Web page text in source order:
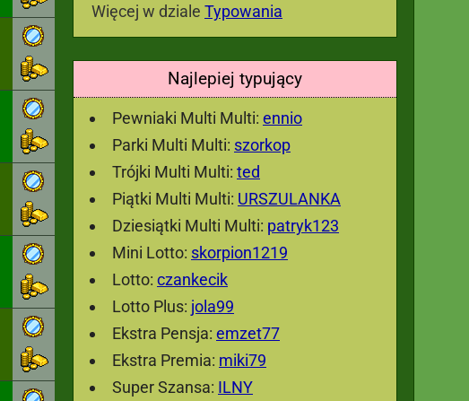
Więcej w dziale Typowania
Najlepiej typujący
Pewniaki Multi Multi: ennio
Parki Multi Multi: szorkop
Trójki Multi Multi: ted
Piątki Multi Multi: URSZULANKA
Dziesiątki Multi Multi: patryk123
Mini Lotto: skorpion1219
Lotto: czankecik
Lotto Plus: jola99
Ekstra Pensja: emzet77
Ekstra Premia: miki79
Super Szansa: ILNY